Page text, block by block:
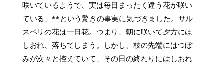
咲いているようで、実は毎日まったく違う花が咲い
ている」**という驚きの事実に気づきました。サル
スベリの花は一日花。つまり、朝に咲いて夕方には
しおれ、落ちてしまう。しかし、枝の先端にはつぼ
みが次々と控えていて、その日の終わりにはしおれ